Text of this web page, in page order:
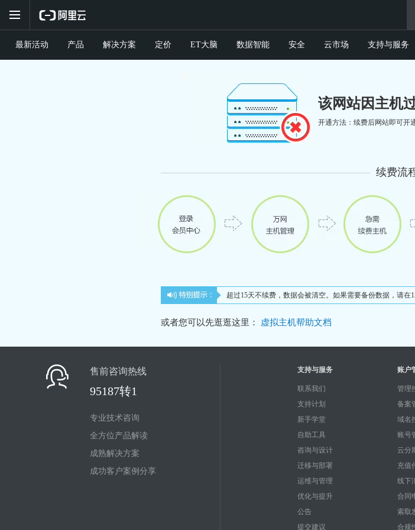
最新活动 产品 解决方案 定价 ET大脑 数据智能 安全 云市场 支持与服务
该网站因主机
开通方法：续费后网站即可开通
续费流
超过15天不续费，数据会被清空。如果需要备份数据，请在
或者您可以先逛逛这里： 虚拟主机帮助文档
售前咨询热线
95187转1
专业技术咨询
全方位产品解读
成熟解决方案
成功客户案例分享
支持与服务
联系我们
支持计划
新手学堂
自助工具
咨询与设计
迁移与部署
运维与管理
优化与提升
公告
提交建议
账户
管理
备案
域名
账号
云分
充值
线下
合同
索取
合规